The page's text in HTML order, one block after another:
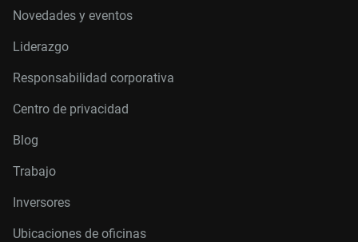
Novedades y eventos
Liderazgo
Responsabilidad corporativa
Centro de privacidad
Blog
Trabajo
Inversores
Ubicaciones de oficinas